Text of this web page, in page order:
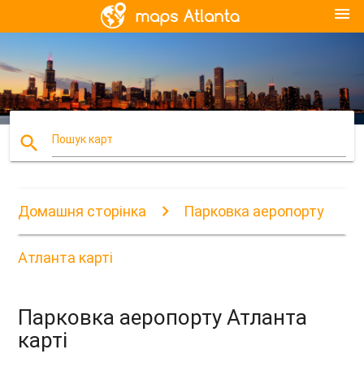
menu
search Пошук карт
Домашня сторінка Парковка аеропорту
Атланта карті
Парковка аеропорту Атланта
карті